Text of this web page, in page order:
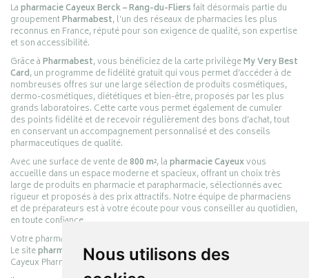
Nous utilisons des
Lapharmacie Cayeux Berck – Rang-du-Fliersfait désormais partie du
groupementPharmabest, l’un des réseaux de pharmacies les plus
reconnus en France, réputé pour son exigence de qualité, son expertise
et son accessibilité.
Grâce àPharmabest, vous bénéficiez de la carte privilègeMy Very Best
Card, un programme de fidélité gratuit qui vous permet d’accéder à de
nombreuses offres sur une large sélection de produits cosmétiques,
dermo-cosmétiques, diététiques et bien-être, proposés par les plus
grands laboratoires. Cette carte vous permet également de cumuler
des points fidélité et de recevoir régulièrement des bons d’achat, tout
en conservant un accompagnement personnalisé et des conseils
pharmaceutiques de qualité.
Avec une surface de vente de800 m², lapharmacie Cayeuxvous
accueille dans un espace moderne et spacieux, offrant un choix très
large de produits en pharmacie et parapharmacie, sélectionnés avec
rigueur et proposés à des prix attractifs. Notre équipe de pharmaciens
et de préparateurs est à votre écoute pour vous conseiller au quotidien,
en toute confiance.
Votre pharmacie en ligne :
Le sitepharmacie-cayeux.frest le prolongement digital de la pharmacie
Cayeux Pharmabest Berck-sur-Mer – Rang-du-Fliers.